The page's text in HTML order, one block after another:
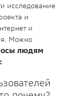
исследование
и
и
Можно
людям